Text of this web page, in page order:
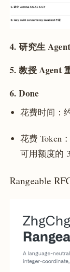
4. 研究生
5. 教授 Agent
6. Done
花费时间：
花费 Token
可用额度的
Rangeable